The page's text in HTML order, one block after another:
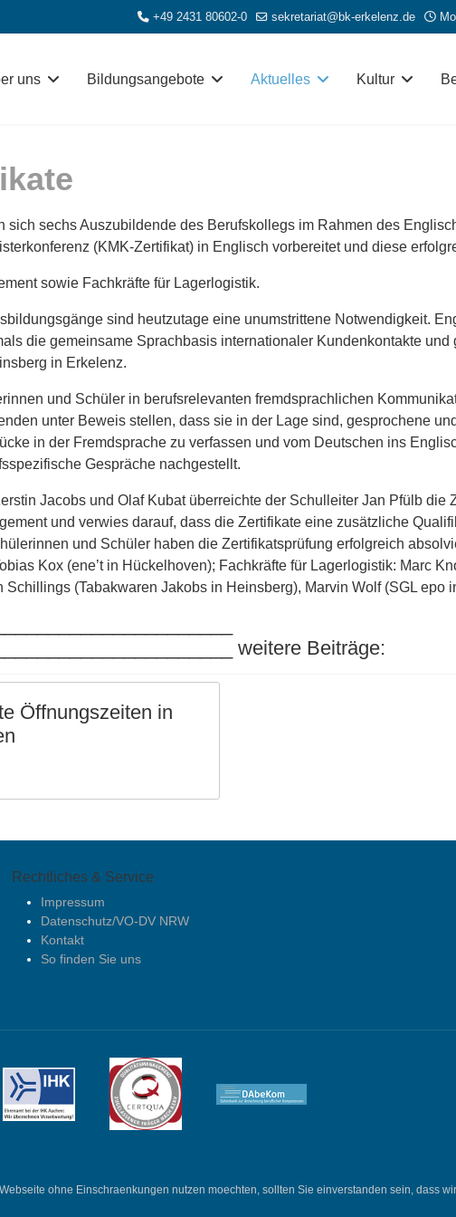
+49 2431 80602-0 sekretariat@bk-erkelenz.de
uns Bildungsangebote Aktuelles Kultur
sechs Auszubildende des Berufskollegs im Rahmen des
(KMK-Zertifikat) in Englisch vorbereitet und diese
sowie Fachkräfte für Lagerlogistik.
sind heutzutage eine unumstrittene Notwendigkeit.
die gemeinsame Sprachbasis internationaler Kundenkontakte und
in Erkelenz.
und Schüler in berufsrelevanten fremdsprachlichen
unter Beweis stellen, dass sie in der Lage sind, gesprochene
in der Fremdsprache zu verfassen und vom Deutschen ins
Gespräche nachgestellt.
Jacobs und Olaf Kubat überreichte der Schulleiter Jan Pfülb die
und verwies darauf, dass die Zertifikate eine zusätzliche
und Schüler haben die Zertifikatsprüfung erfolgreich
Kox (ene’t in Hückelhoven); Fachkräfte für Lagerlogistik: Marc
(Tabakwaren Jakobs in Heinsberg), Marvin Wolf (SGL epo
weitere Beiträge:
Öffnungszeiten in
Rechtliches & Service
Impressum
Datenschutz/VO-DV NRW
Kontakt
So finden Sie uns
ohne Einschraenkungen nutzen moechten, sollten Sie einverstanden sein, dass